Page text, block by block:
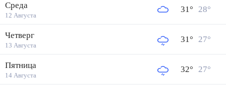
Среда
12 Августа
31° 28°
Четверг
13 Августа
31° 27°
Пятница
14 Августа
32° 27°